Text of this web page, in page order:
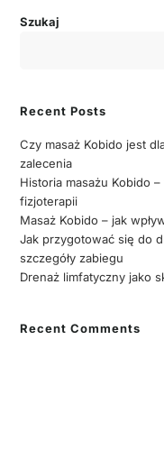
Szukaj
Recent Posts
Czy masaż Kobido jest
zalecenia
Historia masażu Kobido
fizjoterapii
Masaż Kobido – jak
Jak przygotować się do
szczegóły zabiegu
Drenaż limfatyczny jako
Recent Comments